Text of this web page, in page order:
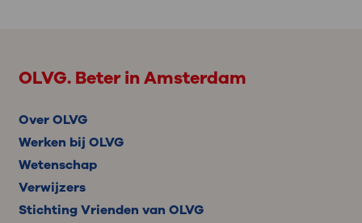
OLVG. Beter in Amsterdam
Over OLVG
Werken bij OLVG
Wetenschap
Verwijzers
Stichting Vrienden van OLVG